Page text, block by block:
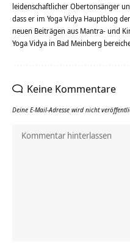
leidenschaftlicher Obertonsänger
dass er im Yoga Vidya Hauptblog
neuen Beiträgen aus Mantra- und
Yoga Vidya in Bad Meinberg
Keine Kommentare
Deine E-Mail-Adresse wird nicht